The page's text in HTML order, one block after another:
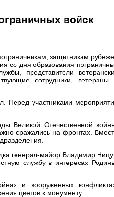
войск
защитникам
со дня образования
представители
сотрудники, ветераны
Перед участниками
Великой Отечественной
сражались на фронтах.
генерал-майор Владимир
службу в интересах
и вооруженных
цветов к монументу.